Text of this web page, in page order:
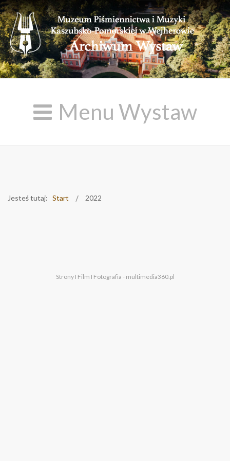
Menu Wystaw
Jesteś tutaj: Start 2022
Strony I Film I Fotografia - multimedia360.pl